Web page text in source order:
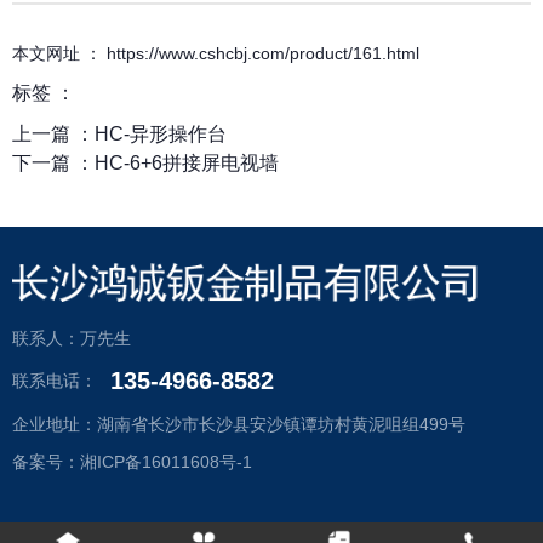
本文网址 ： https://www.cshcbj.com/product/161.html
标签 ：
上一篇 ： HC-异形操作台
下一篇 ： HC-6+6拼接屏电视墙
联系人：万先生
联系电话： 135-4966-8582
企业地址：湖南省长沙市长沙县安沙镇谭坊村黄泥咀组499号
备案号：湘ICP备16011608号-1